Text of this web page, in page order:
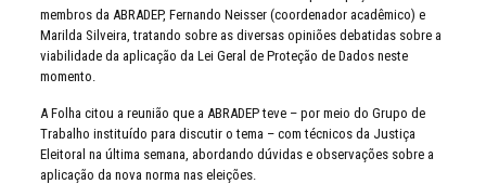
membros da ABRADEP, Fernando Neisser (coordenador acadêmico) e
Marilda Silveira, tratando sobre as diversas opiniões debatidas sobre a
viabilidade da aplicação da Lei Geral de Proteção de Dados neste
momento.
A Folha citou a reunião que a ABRADEP teve – por meio do Grupo de
Trabalho instituído para discutir o tema – com técnicos da Justiça
Eleitoral na última semana, abordando dúvidas e observações sobre a
aplicação da nova norma nas eleições.